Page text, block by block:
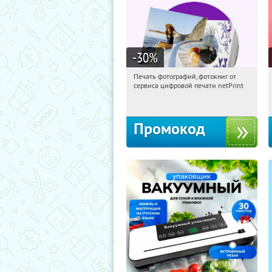
-30%
16:13:23 Получили:
Печать фотографий, фотокниг от
сервиса цифровой печати netPrint
Промокод